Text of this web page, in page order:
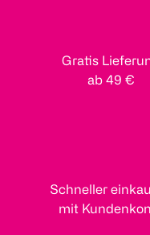
Gratis
ab 49 €
Schneller
mit